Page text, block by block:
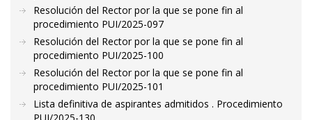
Resolución del Rector por la que se pone fin al
procedimiento PUI/2025-097
Resolución del Rector por la que se pone fin al
procedimiento PUI/2025-100
Resolución del Rector por la que se pone fin al
procedimiento PUI/2025-101
Lista definitiva de aspirantes admitidos . Procedimiento